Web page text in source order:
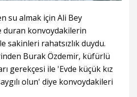
su almak için Ali Bey
duran konvoydakilerin
sakinleri rahatsızlık duydu.
Burak Özdemir, küfürlü
gerekçesi ile 'Evde küçük kız
olun' diye konvoydakileri